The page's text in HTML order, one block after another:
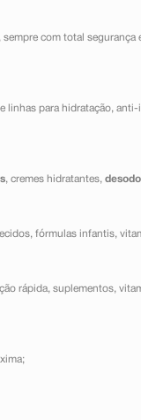
, sempre com total segurança
linhas para hidratação, anti-
, cremes hidratantes,
fórmulas infantis,
rápida, suplementos,